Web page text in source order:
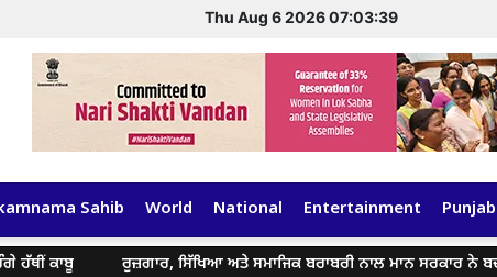
Thu Aug 6 2026 07:03:41
Sahib World National Entertainment
ਰੁਜ਼ਗਾਰ, ਸਿੱਖਿਆ ਅਤੇ ਸਮਾਜਿਕ ਬਰਾਬਰੀ ਨਾਲ ਮਾਨ ਸਰਕਾਰ ਨੇ ਬਦਲਿਆ ਪੰਜਾਬ